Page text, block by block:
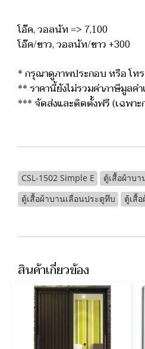
โอ๊ค, วอลนัท => 7,100
โอ๊ค/ขาว, วอลนัท/ขาว +300
* กรุณาดูภาพประกอบ หรือ โท
** ราคานี้ยังไม่รวมค่าภาษีมูลค่
*** จัดส่งและติดตั้งฟรี (เฉพา
CSL-1502 Simple E
ตู้เสื้อผ้าบ
ตู้เสื้อผ้าบานเลื่อนประตูทึบ
ตู้เสื้
สินค้าเกี่ยวข้อง